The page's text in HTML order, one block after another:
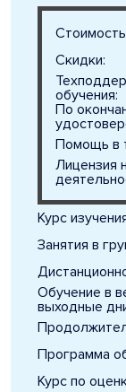
Курс
Занятия в
Обучение в
выходные
Программа
Курс по
Скидки:
обучения:
По
Помощь в
Лицензия